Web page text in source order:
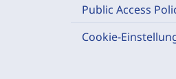
Public Access
Cookie-